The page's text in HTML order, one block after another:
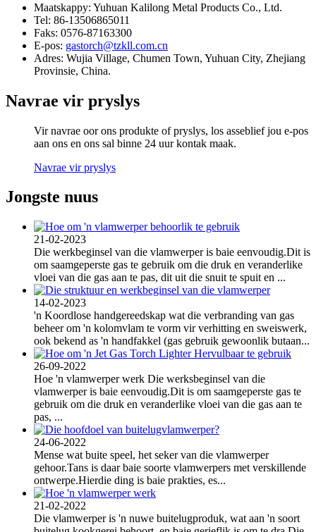
Maatskappy: Yuhuan Kalilong Metal Products Co., Ltd.
Tel: 86-13506865011
Faks: 0576-87163300
E-pos: gastorch@tzkll.com.cn
Adres: Wujia Village, Chumen Town, Yuhuan City, Zhejiang
Provinsie, China.
Navrae vir pryslys
Vir navrae oor ons produkte of pryslys, los asseblief jou e-pos
aan ons en ons sal binne 24 uur kontak maak.
Navrae vir pryslys
Jongste nuus
21-02-2023
Die werkbeginsel van die vlamwerper is baie eenvoudig.Dit is
om saamgeperste gas te gebruik om die druk en veranderlike
vloei van die gas aan te pas, dit uit die snuit te spuit en ...
14-02-2023
'n Koordlose handgereedskap wat die verbranding van gas
beheer om 'n kolomvlam te vorm vir verhitting en sweiswerk,
ook bekend as 'n handfakkel (gas gebruik gewoonlik butaan...
26-09-2022
Hoe 'n vlamwerper werk Die werksbeginsel van die
vlamwerper is baie eenvoudig.Dit is om saamgeperste gas te
gebruik om die druk en veranderlike vloei van die gas aan te
pas, ...
24-06-2022
Mense wat buite speel, het seker van die vlamwerper
gehoor.Tans is daar baie soorte vlamwerpers met verskillende
ontwerpe.Hierdie ding is baie prakties, es...
21-02-2022
Die vlamwerper is 'n nuwe buitelugproduk, wat aan 'n soort